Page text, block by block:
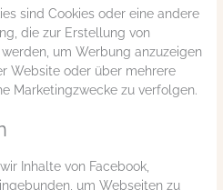
sind Cookies oder eine andere
die zur Erstellung von
um Werbung anzuzeigen
Website oder über mehrere
Marketingzwecke zu verfolgen.
Inhalte von Facebook,
um Webseiten zu